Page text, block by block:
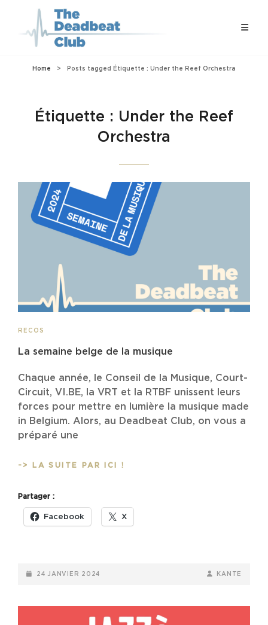
Home > Posts tagged Étiquette : Under the Reef Orchestra
Étiquette : Under the Reef
Orchestra
CAT
RECOS
La semaine belge de la musique
Chaque année, le Conseil de la Musique, Court-
Circuit, VI.BE, la VRT et la RTBF unissent leurs
forces pour mettre en lumière la musique made
in Belgium. Alors, au Deadbeat Club, on vous a
préparé une
-> LA SUITE PAR ICI !
LA
MUSIQUE
Partager :
Facebook X
POSTED-
24 JANVIER 2024
BY
BYLINEKANTE